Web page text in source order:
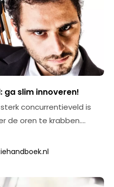
ga slim innoveren!
concurrentieveld is
de oren te krabben.…